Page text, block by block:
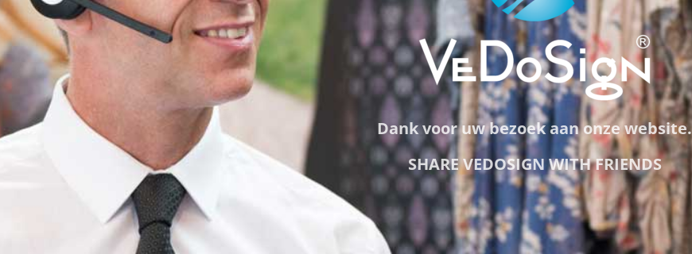
Dank voor uw bezoek aan onze website.
SHARE VEDOSIGN WITH FRIENDS